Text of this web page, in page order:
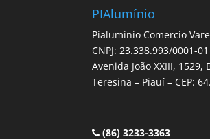
PIAlumínio
Pialuminio Comercio
CNPJ: 23.338.993/0001-01
Avenida João XXIII, 1529,
Teresina – Piauí – CEP:
(86) 3233-3363